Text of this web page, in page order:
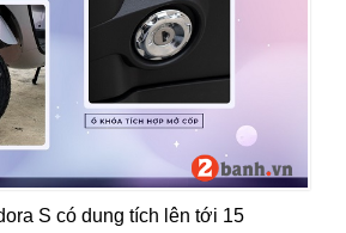
S có dung tích lên tới 15